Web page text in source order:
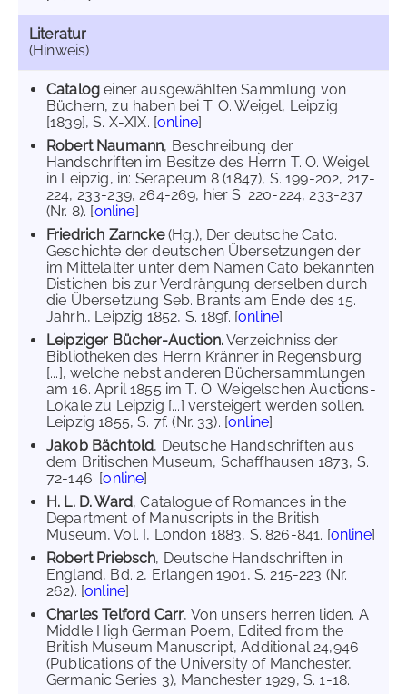
Literatur
(Hinweis)
Catalog einer ausgewählten Sammlung von
Büchern, zu haben bei T. O. Weigel, Leipzig
[1839], S. X-XIX. [online]
Robert Naumann, Beschreibung der
Handschriften im Besitze des Herrn T. O. Weigel
in Leipzig, in: Serapeum 8 (1847), S. 199-202, 217-
224, 233-239, 264-269, hier S. 220-224, 233-237
(Nr. 8). [online]
Friedrich Zarncke(Hg.), Der deutsche Cato.
Geschichte der deutschen Übersetzungen der
im Mittelalter unter dem Namen Cato bekannten
Distichen bis zur Verdrängung derselben durch
die Übersetzung Seb. Brants am Ende des 15.
Jahrh., Leipzig 1852, S. 189f. [online]
Leipziger Bücher-Auction.Verzeichniss der
Bibliotheken des Herrn Kränner in Regensburg
[...], welche nebst anderen Büchersammlungen
am 16. April 1855 im T. O. Weigelschen Auctions-
Lokale zu Leipzig [...] versteigert werden sollen,
Leipzig 1855, S. 7f. (Nr. 33). [online]
Jakob Bächtold, Deutsche Handschriften aus
dem Britischen Museum, Schaffhausen 1873, S.
72-146. [online]
H. L. D. Ward, Catalogue of Romances in the
Department of Manuscripts in the British
Museum, Vol. I, London 1883, S. 826-841. [online]
Robert Priebsch, Deutsche Handschriften in
England, Bd. 2, Erlangen 1901, S. 215-223 (Nr.
262). [online]
Charles Telford Carr, Von unsers herren liden. A
Middle High German Poem, Edited from the
British Museum Manuscript, Additional 24,946
(Publications of the University of Manchester,
Germanic Series 3), Manchester 1929, S. 1-18.